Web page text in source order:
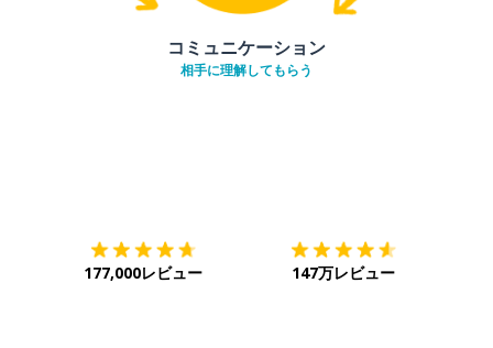
コミュニケーション
相手に理解してもらう
177,000レビュー 147万レビュー